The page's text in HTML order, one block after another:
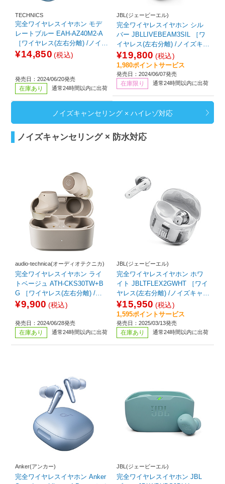
TECHNICS
完全ワイヤレスイヤホン モデ
レートブルー EAH-AZ40M2-A
［ワイヤレス(左右分離) /ノイズ
キャンセリング対応 /Bluetooth
¥14,850 (税込)
発売日：2024/06/20発売
在庫あり 通常24時間以内に出荷
JBL(ジェービーエル)
完全ワイヤレスイヤホン シル
バー JBLLIVEBEAM3SIL ［ワ
イヤレス(左右分離) /ノイズキャ
ンセリング対応 /Bluetooth対
応］
¥19,800 (税込)
1,980ポイントサービス
発売日：2024/06/07発売
在庫限り 通常24時間以内に出荷
ノイズキャンセリング × ハイレゾ対応
ノイズキャンセリング × 防水対応
audio-technica(オーディオテクニカ)
完全ワイヤレスイヤホン ライ
トベージュ ATH-CKS30TW+B
G ［ワイヤレス(左右分離) /ノ
イズキャンセリング対応 /Bluet
¥9,900 (税込)
発売日：2024/06/28発売
在庫あり 通常24時間以内に出荷
JBL(ジェービーエル)
完全ワイヤレスイヤホン ホワ
イト JBLTFLEX2GWHT ［ワイ
ヤレス(左右分離) /ノイズキャン
セリング対応 /Bluetooth対応］
¥15,950 (税込)
1,595ポイントサービス
発売日：2025/03/13発売
在庫あり 通常24時間以内に出荷
Anker(アンカー)
完全ワイヤレスイヤホン Anker
JBL(ジェービーエル)
完全ワイヤレスイヤホン JBL